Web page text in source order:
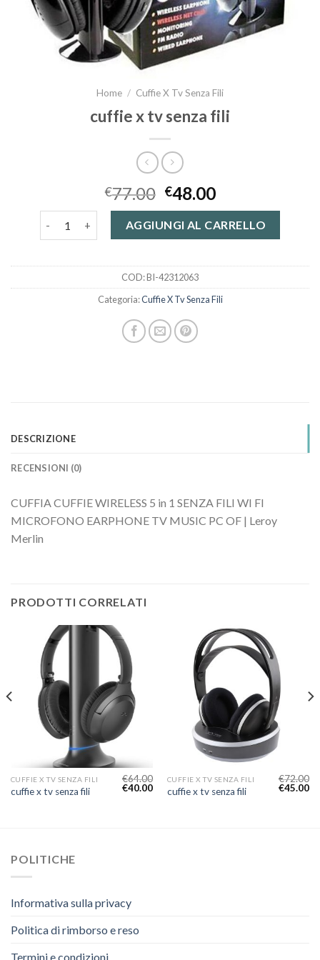
Home / Cuffie X Tv Senza Fili
cuffie x tv senza fili
€77.00 €48.00
cuffie x tv senza fili quantitàAGGIUNGI AL CARRELLO
COD:BI-42312063
Categoria:Cuffie X Tv Senza Fili
DESCRIZIONE
RECENSIONI (0)
CUFFIA CUFFIE WIRELESS 5 in 1 SENZA FILI WI FI
MICROFONO EARPHONE TV MUSIC PC OF | Leroy
Merlin
PRODOTTI CORRELATI
CUFFIE X TV SENZA FILI
cuffie x tv senza fili
€64.00
€40.00
CUFFIE X TV SENZA FILI
cuffie x tv senza fili
€72.00
€45.00
POLITICHE
Informativa sulla privacy
Politica di rimborso e reso
Termini e condizioni